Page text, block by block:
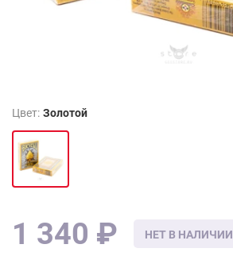
Цвет: Золотой
НЕТ В НАЛИЧИИ
1 340 ₽